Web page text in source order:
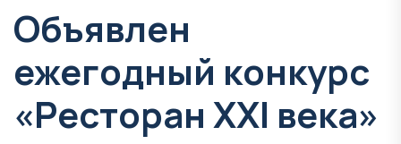
Объявлен
ежегодный конкурс
«Ресторан XXI века»